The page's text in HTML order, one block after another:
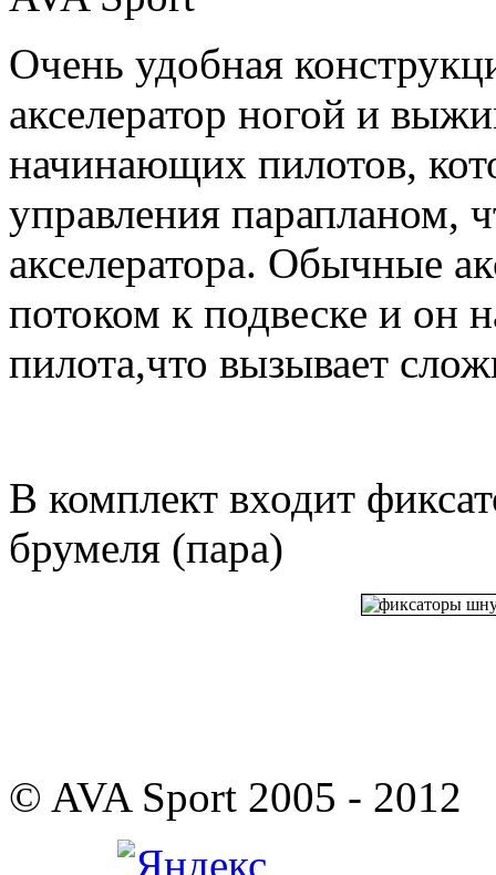
Очень удобная
акселератор ногой и
начинающих пилотов,
управления парапланом,
акселератора. Обычные
потоком к подвеске и он
пилота,что вызывает
В комплект входит
брумеля (пара)
© AVA Sport 2005 - 2012